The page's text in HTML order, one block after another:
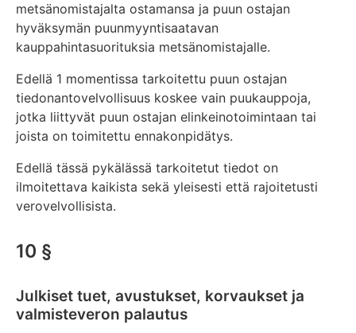
metsänomistajalta ostamansa ja puun ostajan
hyväksymän puunmyyntisaatavan
kauppahintasuorituksia metsänomistajalle.
Edellä 1 momentissa tarkoitettu puun ostajan
tiedonantovelvollisuus koskee vain puukauppoja,
jotka liittyvät puun ostajan elinkeinotoimintaan tai
joista on toimitettu ennakonpidätys.
Edellä tässä pykälässä tarkoitetut tiedot on
ilmoitettava kaikista sekä yleisesti että rajoitetusti
verovelvollisista.
10 §
Julkiset tuet, avustukset, korvaukset ja
valmisteveron palautus